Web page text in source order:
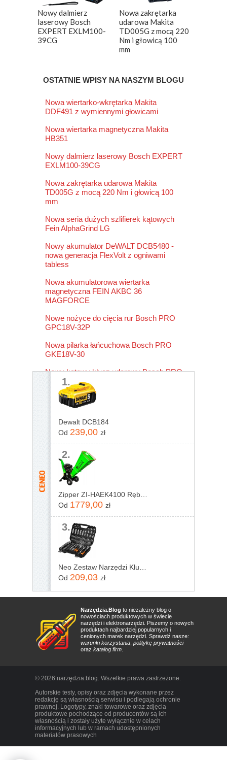
Nowy dalmierz
laserowy Bosch
EXPERT EXLM100-
39CG
Nowa zakrętarka
udarowa Makita
TD005G z mocą 220
Nm i głowicą 100
mm
1.
Dewalt DCB184
Od 239,00 zł
2.
Od 1779,00 zł
3.
Od 209,03 zł
OSTATNIE WPISY NA NASZYM BLOGU
Nowa wiertarko-wkrętarka Makita
DDF491 z wymiennymi głowicami
Nowa wiertarka magnetyczna Makita
HB351
Nowy dalmierz laserowy Bosch EXPERT
EXLM100-39CG
Nowa zakrętarka udarowa Makita
TD005G z mocą 220 Nm i głowicą 100
mm
Nowa seria dużych szlifierek kątowych
Fein AlphaGrind LG
Nowy akumulator DeWALT DCB5480 -
nowa generacja FlexVolt z ogniwami
tabless
Nowa akumulatorowa wiertarka
magnetyczna FEIN AKBC 36
MAGFORCE
Nowe nożyce do cięcia rur Bosch PRO
GPC18V-32P
Nowa pilarka łańcuchowa Bosch PRO
GKE18V-30
Nowy kątowy klucz udarowy Bosch PRO
GRS18V-330
Narzędzia.Blog to niezależny blog o
nowościach produktowych w świecie
narzędzi i elektronarzędzi. Piszemy o nowych
produktach najbardziej popularnych i
cenionych marek narzędzi. Sprawdź nasze:
warunki korzystania politykę prywatności
oraz katalog firm
© 2026 narzędzia.blog. Wszelkie prawa zastrzeżone.
Autorskie testy, opisy oraz zdjęcia wykonane przez
redakcję są własnością serwisu i podlegają ochronie
prawnej. Logotypy, znaki towarowe oraz zdjęcia
produktowe pochodzące od producentów są ich
własnością i zostały użyte wyłącznie w celach
informacyjnych lub w ramach udostępnionych
materiałów prasowych